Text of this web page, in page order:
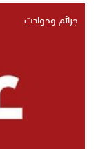
جرائم وحوادث